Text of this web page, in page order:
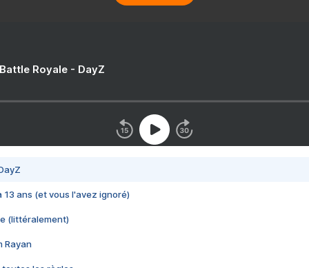
Royale - DayZ
13 ans (et vous l'avez ignoré)
(littéralement)
Rayan